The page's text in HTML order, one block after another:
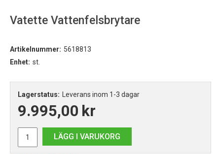
Vatette Vattenfelsbrytare
Artikelnummer: 5618813
Enhet: st.
Lagerstatus: Leverans inom 1-3 dagar
9.995,00 kr
LÄGG I VARUKORG